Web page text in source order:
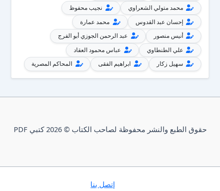
محمد متولي الشعراوي
نجيب محفوظ
إحسان عبد القدوس
محمد عمارة
أنيس منصور
عبد الرحمن الجوزي أبو الفرج
علي الطنطاوي
عباس محمود العقاد
سهيل زكار
ابراهيم الفقى المحاكم المصرية
حقوق الطبع والنشر محفوظة لصاحب الكتاب © 2026 كتبي PDF
إتصل بنا